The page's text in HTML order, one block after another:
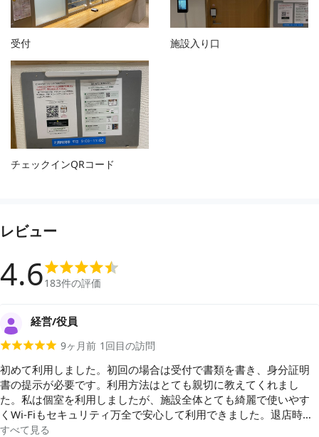
受付 施設入り口
チェックインQRコード
レビュー
4.6183件の評価
経営/役員
9ヶ月前 1 回目の訪問
初めて利用しました。初回の場合は受付で書類を書き、身分証明
書の提示が必要です。利用方法はとても親切に教えてくれまし
た。私は個室を利用しましたが、施設全体とても綺麗で使いやす
くWi-Fiもセキュリティ万全で安心して利用できました。退店時に
は、QRコードを読み込み終了、決済までが一連の流れとなるよう
すべて見る